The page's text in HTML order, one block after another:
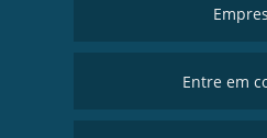
Entre em